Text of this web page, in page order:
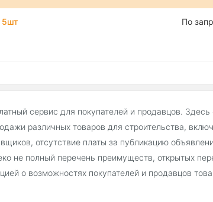
5шт По
сервис для покупателей и продавцов.
различных товаров для строительства,
отсутствие платы за публикацию
не полный перечень преимуществ, открытых
о возможностях покупателей и продавцов